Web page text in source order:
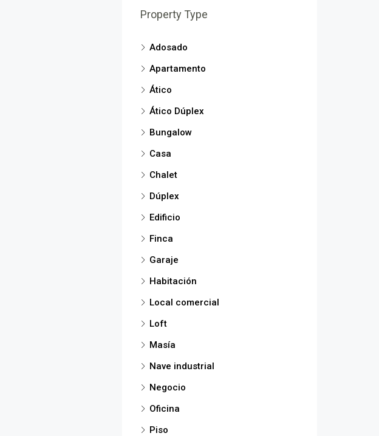
Property Type
Adosado
Apartamento
Ático
Ático Dúplex
Bungalow
Casa
Chalet
Dúplex
Edificio
Finca
Garaje
Habitación
Local comercial
Loft
Masía
Nave industrial
Negocio
Oficina
Piso